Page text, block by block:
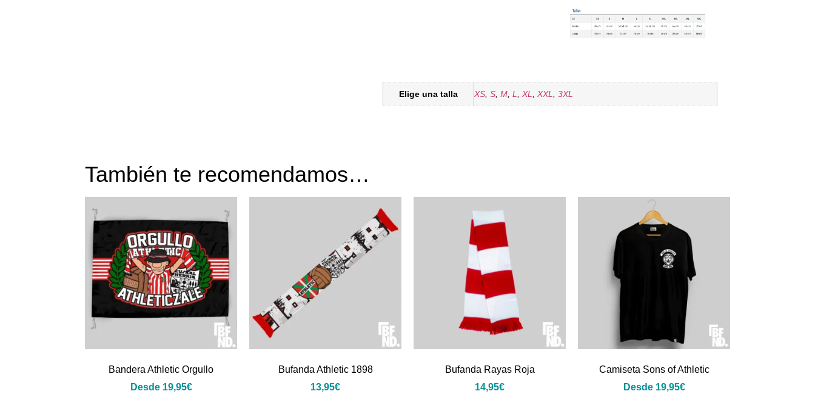
Elige una talla XS,S,M,L,XL,XXL,3XL
También te recomendamos…
Bandera Athletic Orgullo
Desde 19,95€
Bufanda Athletic 1898
13,95€
Bufanda Rayas Roja
14,95€
Camiseta Sons of Athletic
Desde 19,95€